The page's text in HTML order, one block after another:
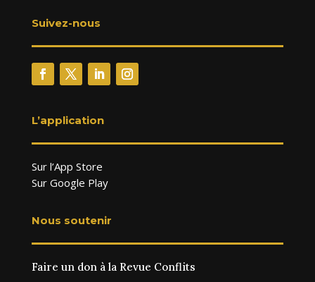
Suivez-nous
L’application
Sur l’App Store
Sur Google Play
Nous soutenir
Faire un don à la Revue Conflits